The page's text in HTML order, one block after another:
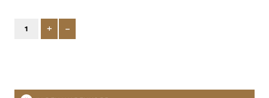
+ -